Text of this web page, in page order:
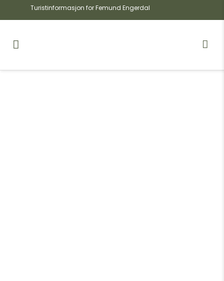
Turistinformasjon for Femund Engerdal